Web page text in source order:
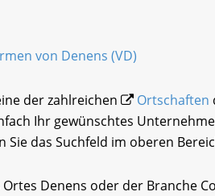
von Denens (VD)
der zahlreichen Ortschaften
Ihr gewünschtes
das Suchfeld im oberen
Denens oder der Branche